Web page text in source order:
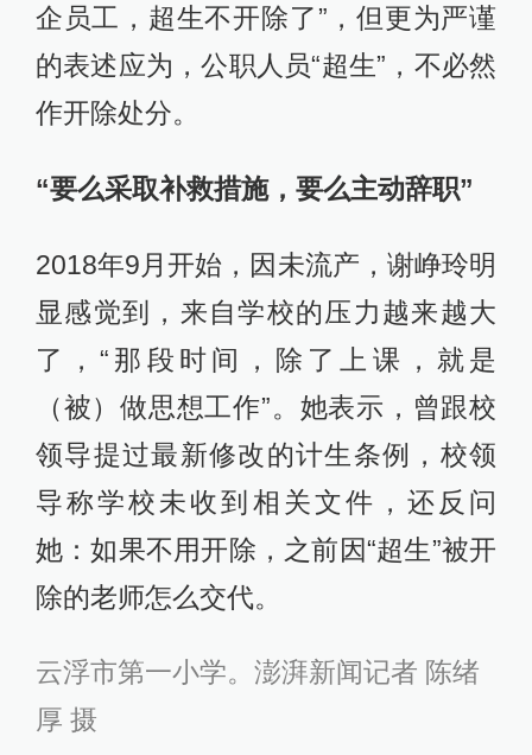
企员工，超生不开除了”，但更为严谨
的表述应为，公职人员“超生”，不必然
作开除处分。
“要么采取补救措施，要么主动辞职”
2018年9月开始，因未流产，谢峥玲明
显感觉到，来自学校的压力越来越大
了，“那段时间，除了上课，就是
（被）做思想工作”。她表示，曾跟校
领导提过最新修改的计生条例，校领
导称学校未收到相关文件，还反问
她：如果不用开除，之前因“超生”被开
除的老师怎么交代。
云浮市第一小学。 澎湃新闻记者 陈绪
厚 摄